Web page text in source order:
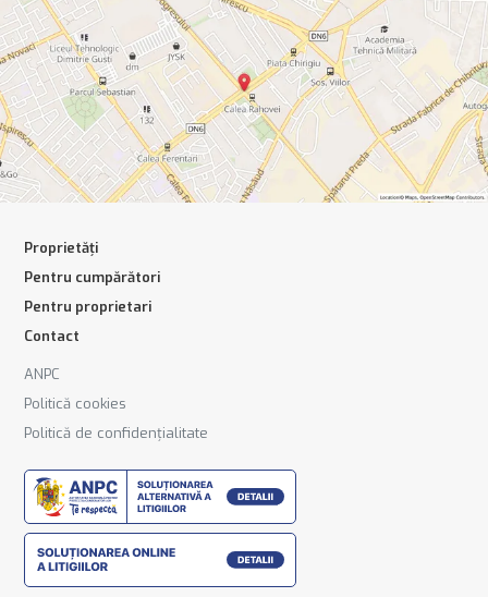
Proprietăți
Pentru cumpărători
Pentru proprietari
Contact
ANPC
Politică cookies
Politică de confidențialitate